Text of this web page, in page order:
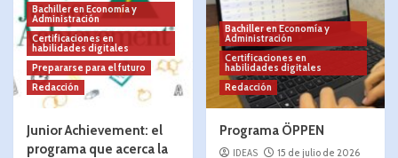
Bachiller en Economía y
Administración
Certificaciones en
habilidades digitales
Prepararse para el futuro
Redacción
Junior Achievement: el
programa que acerca la
Bachiller en Economía y
Administración
Certificaciones en
habilidades digitales
Redacción
Programa ÖPPEN
IDEAS 15 de julio de 2026